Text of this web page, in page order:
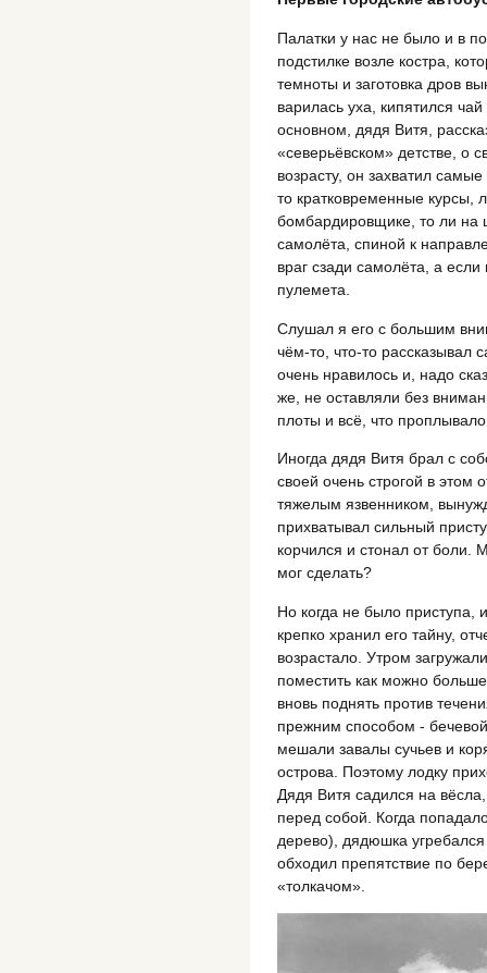
Палатки у нас не было и в
подстилке возле костра,
темноты и заготовка дров
варилась уха, кипятился
основном, дядя Витя,
«северьёвском» детстве, о
возрасту, он захватил
то кратковременные курсы,
бомбардировщике, то ли на
самолёта, спиной к
враг сзади самолёта, а
пулемета.
Слушал я его с большим
чём-то, что-то рассказывал
очень нравилось и, надо
же, не оставляли без
плоты и всё, что
Иногда дядя Витя брал с
своей очень строгой в
тяжелым язвенником,
прихватывал сильный
корчился и стонал от боли.
мог сделать?
Но когда не было приступа,
крепко хранил его тайну,
возрастало. Утром
поместить как можно
вновь поднять против
прежним способом -
мешали завалы сучьев и
острова. Поэтому лодку
Дядя Витя садился на
перед собой. Когда
дерево), дядюшка
обходил препятствие по
«толкачом».